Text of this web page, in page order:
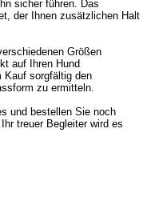
sicher führen. Das
der Ihnen zusätzlichen Halt
Größen
auf Ihren Hund
sorgfältig den
zu ermitteln.
und bestellen Sie noch
treuer Begleiter wird es